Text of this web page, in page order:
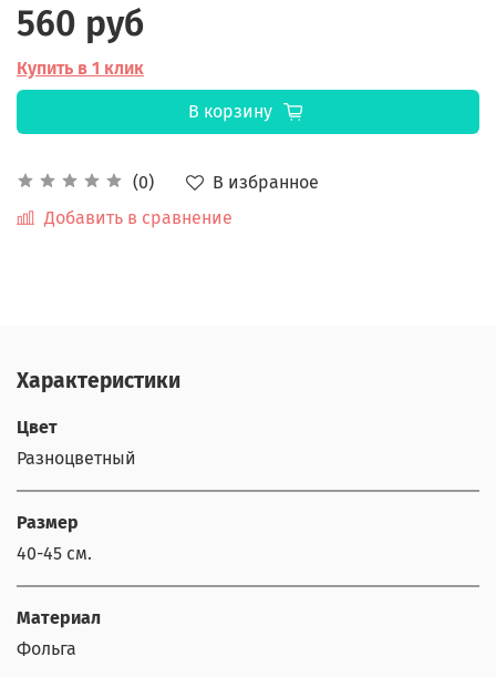
(0)
В избранное
Добавить в сравнение
560 руб
Купить в 1 клик
В корзину
Характеристики
Цвет
Разноцветный
Размер
40-45 см.
Материал
Фольга